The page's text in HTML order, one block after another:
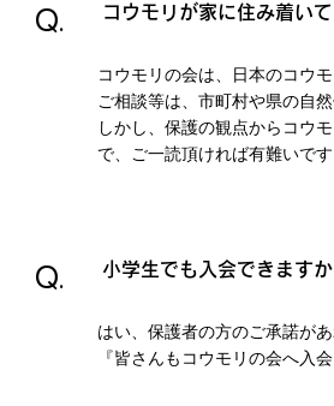
​Q. コウモリが家に住み着い
コウモリの会は、日本のコウ
ご相談等は、市町村や県の自
しかし、保護の観点からコウ
で、ご一読頂ければ有難いです
​Q. 小学生でも入会できますか
はい、保護者の方のご承諾が
『皆さんもコウモリの会へ入